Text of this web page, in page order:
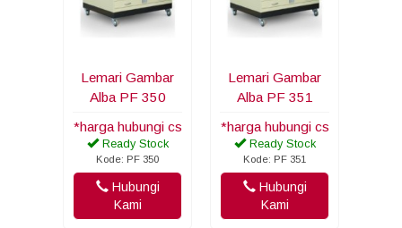
Lemari Gambar
Alba PF 350
*harga hubungi cs
Ready Stock
Kode: PF 350
Hubungi
Kami
Lemari Gambar
Alba PF 351
*harga hubungi cs
Ready Stock
Kode: PF 351
Hubungi
Kami